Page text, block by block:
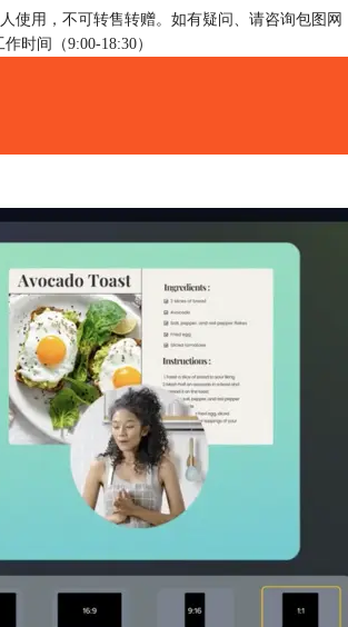
使用，不可转售转赠。如有疑问、请咨询包图网
时间（9:00-18:30）